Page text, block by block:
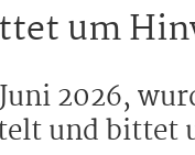
um
2026,
und bittet